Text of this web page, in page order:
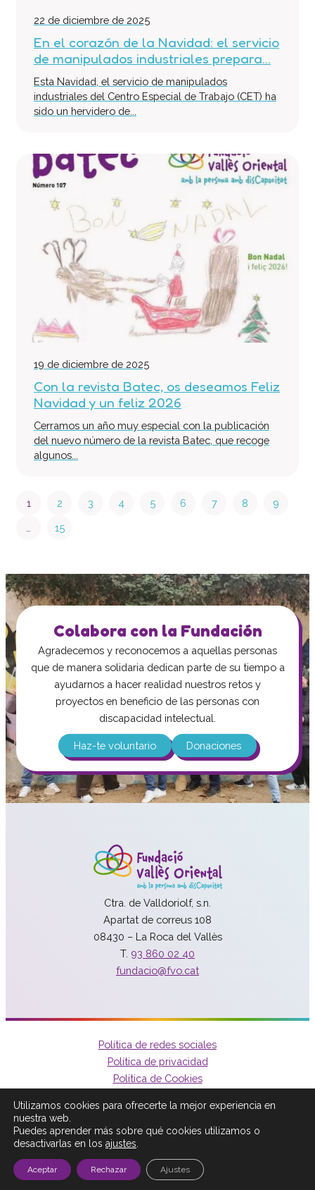
22 de diciembre de 2025
En el corazón de la Navidad: el servicio
de manipulados industriales prepara...
Esta Navidad, el servicio de manipulados
industriales del Centro Especial de Trabajo (CET) ha
sido un hervidero de...
19 de diciembre de 2025
Con la revista Batec, os deseamos Feliz
Navidad y un feliz 2026
Cerramos un año muy especial con la publicación
del nuevo número de la revista Batec, que recoge
algunos...
1 2 3 4 5 6 7 8 9
15
Colabora con la Fundación
Agradecemos y reconocemos a aquellas personas
que de manera solidaria dedican parte de su tiempo a
ayudarnos a hacer realidad nuestros retos y
proyectos en beneficio de las personas con
discapacidad intelectual.
Haz-te voluntario Donaciones
Ctra. de Valldoriolf, s.n.
Apartat de correus 108
08430 – La Roca del Vallès
T. 93 860 02 40
fundacio@fvo.cat
Política de redes sociales
Política de privacidad
Política de Cookies
Contacto
with
atPERCEPTION
Utilizamos cookies para ofrecerte la mejor experiencia en
nuestra web.
Puedes aprender más sobre qué cookies utilizamos o
desactivarlas en los ajustes
Aceptar Rechazar Ajustes